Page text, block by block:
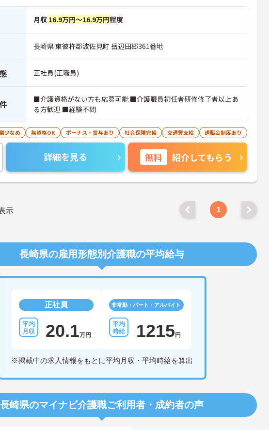
月収 16.9万円～16.9万円程度
長崎県 東彼杵郡波佐見町 岳辺田郷361番地
正社員(正職員)
■介護資格がない方も応募可能 ■介護職員初任者研修修了者以上あ
る方歓迎 ■経験不問
少なめ 無資格OK ボーナス・賞与あり 社会保険完備 交通費支給 退職金制度あり
詳細を見る 無料 紹介してもらう
示 1
長崎県の雇用形態別介護職の平均給与
正社員
20.1万円
非常勤・パート・アルバイト
1215 円
※掲載中の求人情報をもとに平均月収・平均時給を算出
長崎県のマイナビ介護職ご利用者・成約者の声